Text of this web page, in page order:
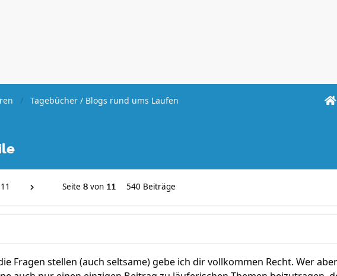
Tagebücher / Blogs rund ums Laufen
11 Seite 8 von 11 540 Beiträge
Fragen stellen (auch seltsame) gebe ich dir vollkommen Recht. Wer